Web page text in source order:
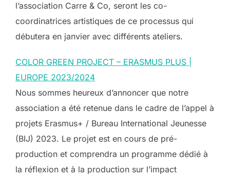
l’association Carre & Co, seront les co-
coordinatrices artistiques de ce processus qui
débutera en janvier avec différents ateliers.
COLOR GREEN PROJECT – ERASMUS PLUS |
EUROPE 2023/2024
Nous sommes heureux d’annoncer que notre
association a été retenue dans le cadre de l’appel à
projets Erasmus+ / Bureau International Jeunesse
(BIJ) 2023. Le projet est en cours de pré-
production et comprendra un programme dédié à
la réflexion et à la production sur l’impact